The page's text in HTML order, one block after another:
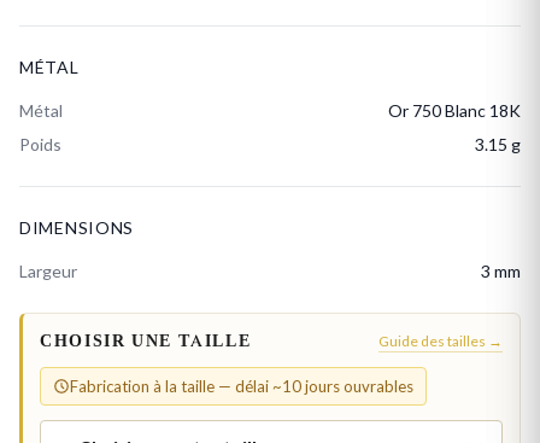
MÉTAL
Métal
Or 750 Blanc 18K
Poids
3.15 g
DIMENSIONS
Largeur 3 mm
CHOISIR UNE TAILLE Guide des tailles →
Fabrication à la taille — délai ~10 jours ouvrables